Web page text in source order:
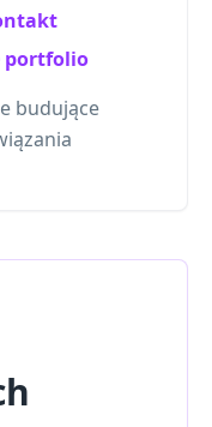
portfolio
budujące